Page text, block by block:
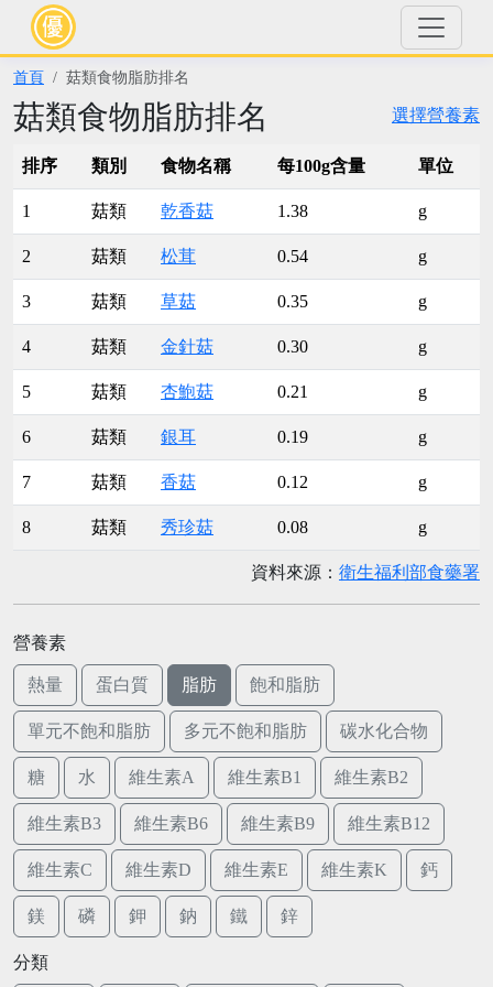
首頁 菇類食物脂肪排名
選擇營養素
菇類食物脂肪排名
排序 類別 食物名稱 每100g含量 單位
1 菇類 乾香菇 1.38 g
2 菇類 松茸 0.54 g
3 菇類 草菇 0.35 g
4 菇類 金針菇 0.30 g
5 菇類 杏鮑菇 0.21 g
6 菇類 銀耳 0.19 g
7 菇類 香菇 0.12 g
8 菇類 秀珍菇 0.08 g
資料來源： 衛生福利部食藥署
營養素
熱量 蛋白質 脂肪 飽和脂肪
單元不飽和脂肪 多元不飽和脂肪 碳水化合物
糖 水 維生素A 維生素B1 維生素B2
維生素B3 維生素B6 維生素B9 維生素B12
維生素C 維生素D 維生素E 維生素K 鈣
鎂 磷 鉀 鈉 鐵 鋅
分類